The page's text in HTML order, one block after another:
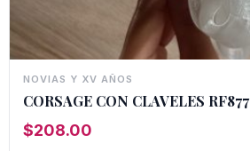
NOVIAS Y XV AÑOS
CORSAGE CON CLAVELES RF877
$208.00